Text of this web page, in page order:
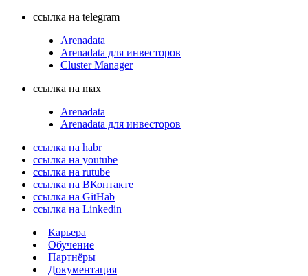
ссылка на telegram
Arenadata
Arenadata для инвесторов
Cluster Manager
ссылка на max
Arenadata
Arenadata для инвесторов
ссылка на habr
ссылка на youtube
ссылка на rutube
ссылка на ВКонтакте
ссылка на GitHab
ссылка на Linkedin
Карьера
Обучение
Партнёры
Документация